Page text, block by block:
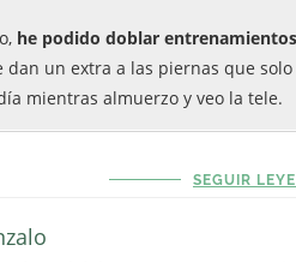
he podido doblar
dan un extra a las piernas que
mientras almuerzo y veo la tele.
SEGUIR